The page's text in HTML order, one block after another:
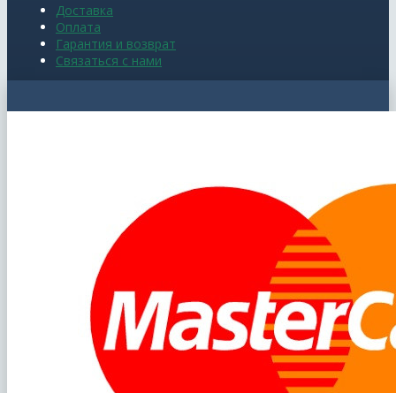
Доставка
Оплата
Гарантия и возврат
Связаться с нами